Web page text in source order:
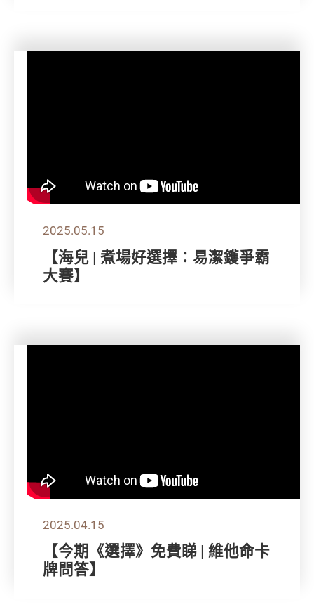
2025.05.15
【海兒 | 煮場好選擇：易潔鑊爭霸
大賽】
2025.04.15
【今期《選擇》免費睇 | 維他命卡
牌問答】